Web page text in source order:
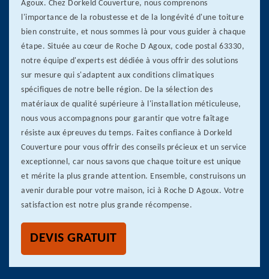
Agoux. Chez Dorkeld Couverture, nous comprenons
l'importance de la robustesse et de la longévité d'une toiture
bien construite, et nous sommes là pour vous guider à chaque
étape. Située au cœur de Roche D Agoux, code postal 63330,
notre équipe d'experts est dédiée à vous offrir des solutions
sur mesure qui s'adaptent aux conditions climatiques
spécifiques de notre belle région. De la sélection des
matériaux de qualité supérieure à l'installation méticuleuse,
nous vous accompagnons pour garantir que votre faîtage
résiste aux épreuves du temps. Faites confiance à Dorkeld
Couverture pour vous offrir des conseils précieux et un service
exceptionnel, car nous savons que chaque toiture est unique
et mérite la plus grande attention. Ensemble, construisons un
avenir durable pour votre maison, ici à Roche D Agoux. Votre
satisfaction est notre plus grande récompense.
DEVIS GRATUIT